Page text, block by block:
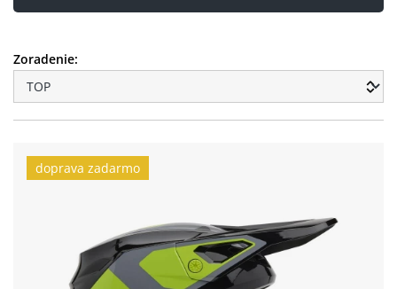
Zoradenie:
doprava zadarmo